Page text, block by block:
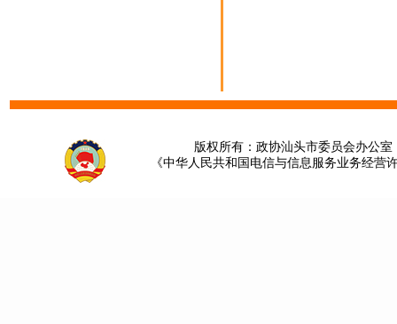
版权所有：政协汕头市委员会办公
《中华人民共和国电信与信息服务业务经营